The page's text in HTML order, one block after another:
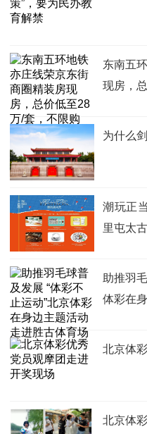
东南五
现房，
为什么
潮玩正
里屯太
助推羽
体彩在
北京体
北京体